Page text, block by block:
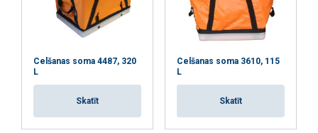
Celšanas soma 4487, 320
L
Skatīt
Celšanas soma 3610, 115
L
Skatīt